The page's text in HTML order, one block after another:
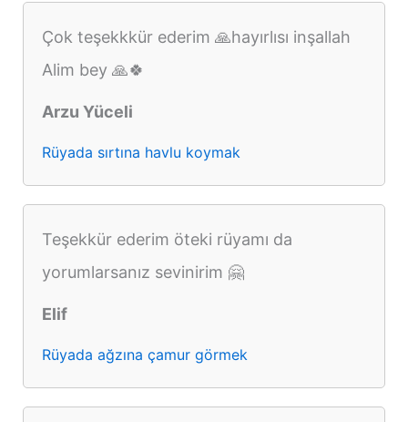
Çok teşekkkür ederim 🙏hayırlısı inşallah
Alim bey 🙏🍀
Arzu Yüceli
Rüyada sırtına havlu koymak
Teşekkür ederim öteki rüyamı da
yorumlarsanız sevinirim 🤗
Elif
Rüyada ağzına çamur görmek